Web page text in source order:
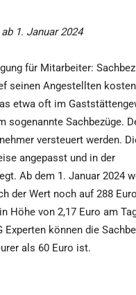
1. Januar 2024
für Mitarbeiter:
seinen Angestellten
etwa oft im
sogenannte Sachbezüge.
versteuert werden.
angepasst und in der
Ab dem 1. Januar 2024
der Wert noch auf 288
Höhe von 2,17 Euro am
Experten können die
als 60 Euro ist.